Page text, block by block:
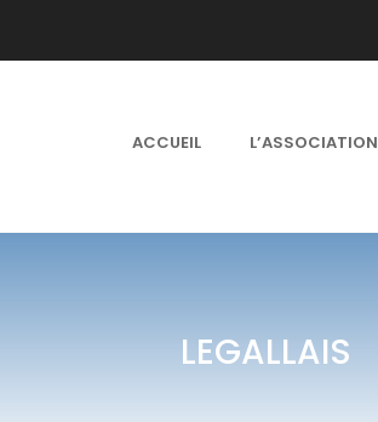
ACCUEIL L’ASSOCIATION
LEGALLAIS